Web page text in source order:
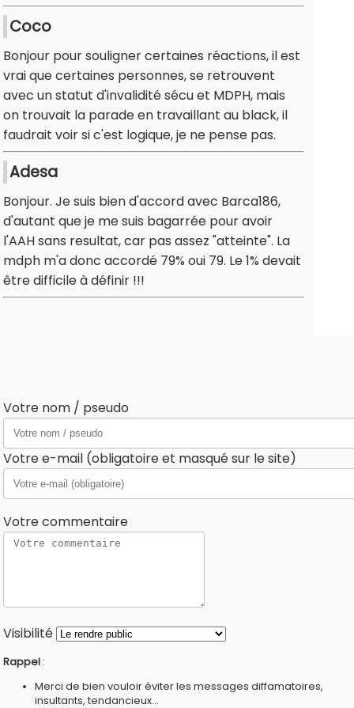
Coco
Bonjour pour souligner certaines réactions, il est
vrai que certaines personnes, se retrouvent
avec un statut d'invalidité sécu et MDPH, mais
on trouvait la parade en travaillant au black, il
faudrait voir si c'est logique, je ne pense pas.
Adesa
Bonjour. Je suis bien d'accord avec Barca186,
d'autant que je me suis bagarrée pour avoir
l'AAH sans resultat, car pas assez "atteinte". La
mdph m'a donc accordé 79% oui 79. Le 1% devait
être difficile à définir !!!
Votre nom / pseudo
Votre e-mail (obligatoire et masqué sur le site)
Votre commentaire
Visibilité
Rappel :
Merci de bien vouloir éviter les messages diffamatoires,
insultants, tendancieux...